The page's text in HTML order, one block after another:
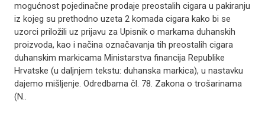
mogućnost pojedinačne prodaje preostalih cigara u pakiranju
iz kojeg su prethodno uzeta 2 komada cigara kako bi se
uzorci priložili uz prijavu za Upisnik o markama duhanskih
proizvoda, kao i načina označavanja tih preostalih cigara
duhanskim markicama Ministarstva financija Republike
Hrvatske (u daljnjem tekstu: duhanska markica), u nastavku
dajemo mišljenje. Odredbama čl. 78. Zakona o trošarinama
(N..